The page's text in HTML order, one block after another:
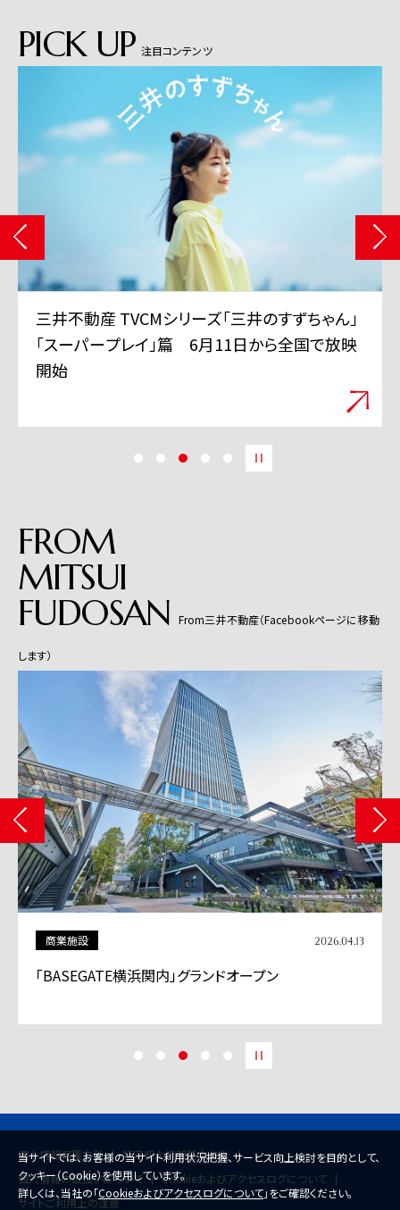
PICK UP 注目コンテンツ
三井不動産 TVCMシリーズ「三井のすずちゃん」
「スーパープレイ」篇 6月11日から全国で放映
開始
FROM
MITSUI
FUDOSAN From三井不動産（Facebookページに移動
します）
商業施設 2026.04.13
「BASEGATE横浜関内」グランドオープン
個人情報保護方針
特定個人情報基本方針
個人情報の取扱いについて
Cookieおよびアクセスログについて
サイトご利用上の注意
当サイトでは、お客様の当サイト利用状況把握、サービス向上検討を目的として、
クッキー（Cookie）を使用しています。
詳しくは、当社の「Cookieおよびアクセスログについて」をご確認ください。